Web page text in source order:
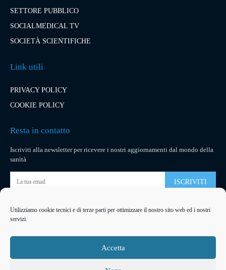
Utilizziamo cookie tecnici e di terze parti per ottimizzare il nostro sito web ed i nostri
servizi.
Accetta
SETTORE PUBBLICO
SOCIALMEDICAL TV
SOCIETÀ SCIENTIFICHE
Link utili
PRIVACY POLICY
COOKIE POLICY
Resta in contatto
Iscriviti alla newsletter per ricevere i nostri aggiornamenti dal mondo della
sanità
ISCRIVITI
Pubblicità
La tua pubblicità